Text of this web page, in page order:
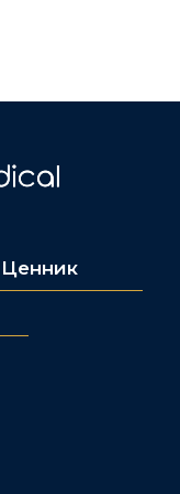
Ценник